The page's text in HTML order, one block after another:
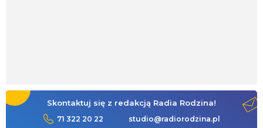
Skontaktuj się z redakcją Radia Rodzina!
71 322 20 22 studio@radiorodzina.pl